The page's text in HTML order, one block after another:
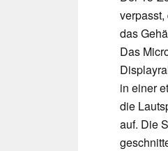
das
Das
in einer
die
auf. Die